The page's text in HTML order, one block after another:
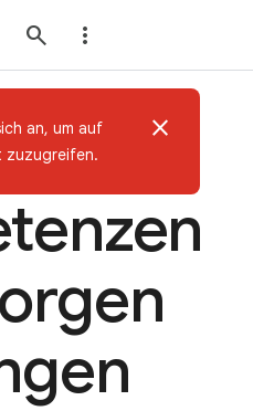
KI-
an, um auf
zuzugreifen.
close